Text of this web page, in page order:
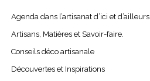
Agenda dans l’artisanat d’ici et d’ailleurs
Artisans, Matières et Savoir-faire.
Conseils déco artisanale
Découvertes et Inspirations